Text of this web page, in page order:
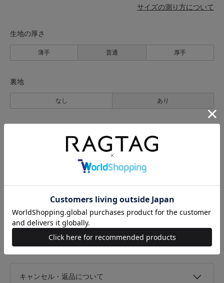
サイズの測り方について
生地の厚さ
薄手 普通 厚手
裏地
なし あり
あり
なし あり
光沢
キャンセル・返品について